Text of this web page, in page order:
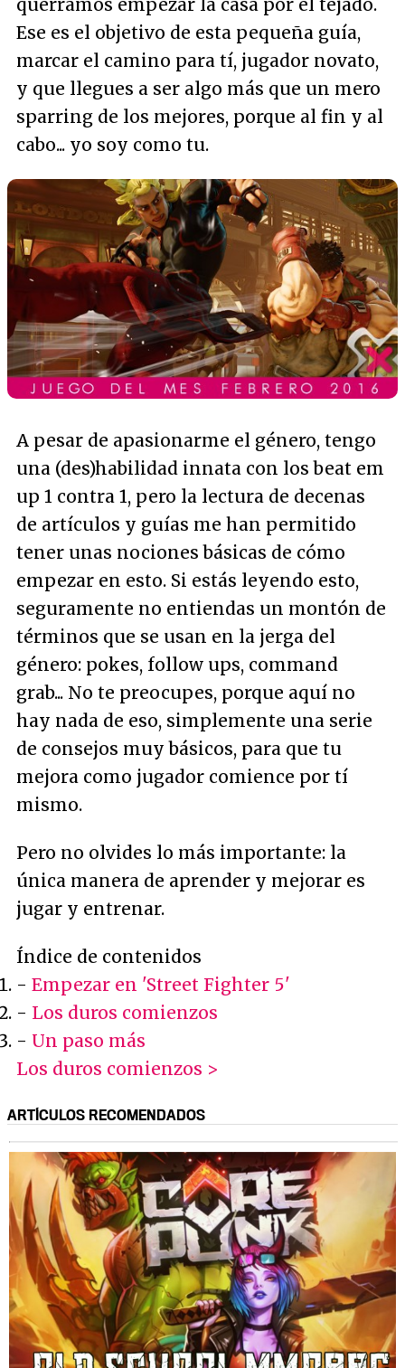
querramos empezar la casa por el tejado.
Ese es el objetivo de esta pequeña guía,
marcar el camino para tí, jugador novato,
y que llegues a ser algo más que un mero
sparring de los mejores, porque al fin y al
cabo... yo soy como tu.
A pesar de apasionarme el género, tengo
una (des)habilidad innata con los beat em
up 1 contra 1, pero la lectura de decenas
de artículos y guías me han permitido
tener unas nociones básicas de cómo
empezar en esto. Si estás leyendo esto,
seguramente no entiendas un montón de
términos que se usan en la jerga del
género: pokes, follow ups, command
grab... No te preocupes, porque aquí no
hay nada de eso, simplemente una serie
de consejos muy básicos, para que tu
mejora como jugador comience por tí
mismo.
Pero no olvides lo más importante: la
única manera de aprender y mejorar es
jugar y entrenar.
Índice de contenidos
- Empezar en 'Street Fighter 5'
- Los duros comienzos
- Un paso más
Los duros comienzos >
ARTÍCULOS RECOMENDADOS